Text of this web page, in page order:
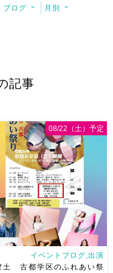
ブログ 月別
記事
イベントブログ,出演
土 古都学区のふれあい祭
08/22（土）予定